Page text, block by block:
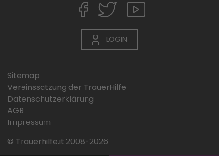
LOGIN
Sitemap
Vereinssatzung der TrauerHilfe
Datenschutzerklärung
AGB
Impressum
© Trauerhilfe.it 2008-2026